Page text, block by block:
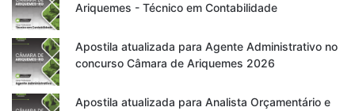
Ariquemes - Técnico em Contabilidade
Apostila atualizada para Agente Administrativo no
concurso Câmara de Ariquemes 2026
Apostila atualizada para Analista Orçamentário e